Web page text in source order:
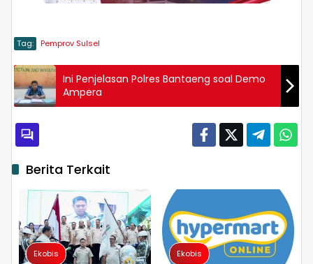
Tag: Pemprov Sulsel
Ini Penjelasan Polres Bantaeng soal Demo
Ampera
Berita Terkait
Ekobis Ekobis